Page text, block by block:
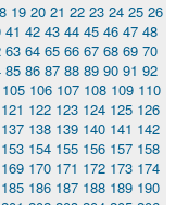
19 20 21 22 23 24 25 26
41 42 43 44 45 46 47 48
63 64 65 66 67 68 69 70
85 86 87 88 89 90 91 92
105 106 107 108 109 110
121 122 123 124 125 126
137 138 139 140 141 142
153 154 155 156 157 158
169 170 171 172 173 174
185 186 187 188 189 190